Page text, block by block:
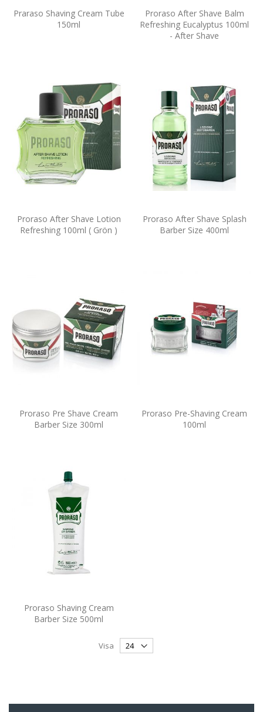
Praraso Shaving Cream Tube
150ml
Proraso After Shave Balm
Refreshing Eucalyptus 100ml
- After Shave
Proraso After Shave Lotion
Refreshing 100ml ( Grön )
Proraso After Shave Splash
Barber Size 400ml
Proraso Pre Shave Cream
Barber Size 300ml
Proraso Pre-Shaving Cream
100ml
Proraso Shaving Cream
Barber Size 500ml
Visa